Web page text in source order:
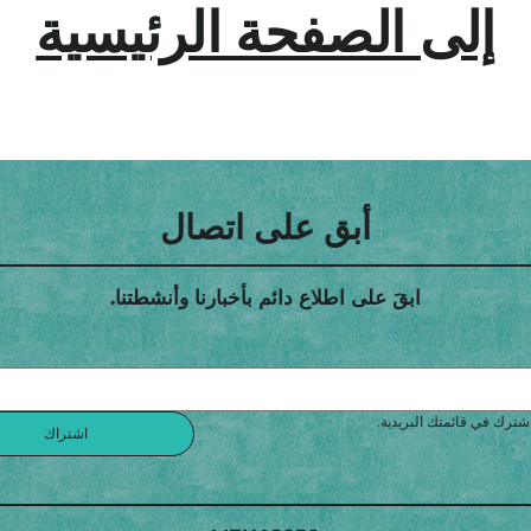
إلى الصفحة الرئيسية
أبق على اتصال
ابقَ على اطلاع دائم بأخبارنا وأنشطتنا.
في قائمتك البريدية.
اشتراك